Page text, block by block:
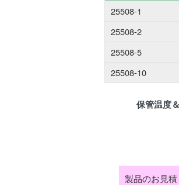
25508-1
25508-2
25508-5
25508-10
保管温度
製品のお見